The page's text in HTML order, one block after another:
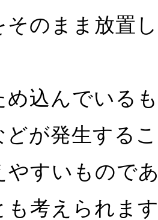
そのまま放置
め込んでいる
どが発生する
やすいもので
も考えられま